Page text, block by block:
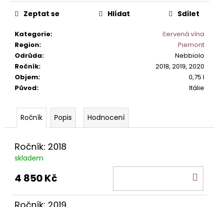
cena:
Kategorie:
červená vína
Region:
Piemont
Odrůda:
Nebbiolo
Ročník:
2018, 2019, 2020
Objem:
0,75 l
Původ: Itálie
Zeptat se Hlídat Sdílet
Popis Hodnocení
Ročník: 2018
skladem
4 850 Kč
m
e
SUSUMANIELLO
SALENTO
SERRE
345